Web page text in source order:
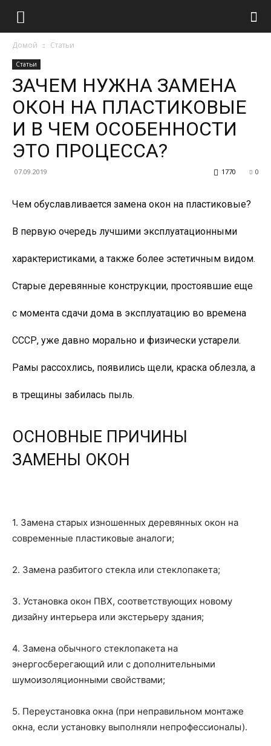
Домой Статьи
Статьи
ЗАЧЕМ НУЖНА ЗАМЕНА
ОКОН НА ПЛАСТИКОВЫЕ
И В ЧЕМ ОСОБЕННОСТИ
ЭТО ПРОЦЕССА?
07.09.2019 0
1770
Чем обуславливается замена окон на пластиковые?
В первую очередь лучшими эксплуатационными
характеристиками, а также более эстетичным видом.
Старые деревянные конструкции, простоявшие еще
с момента сдачи дома в эксплуатацию во времена
СССР, уже давно морально и физически устарели.
Рамы рассохлись, появились щели, краска облезла, а
в трещины забилась пыль.
ОСНОВНЫЕ ПРИЧИНЫ
ЗАМЕНЫ ОКОН
1. Замена старых изношенных деревянных окон на
современные пластиковые аналоги;
2. Замена разбитого стекла или стеклопакета;
3. Установка окон ПВХ, соответствующих новому
дизайну интерьера или экстерьеру здания;
4. Замена обычного стеклопакета на
энергосберегающий или с дополнительными
шумоизоляционными свойствами;
5. Переустановка окна (при неправильном монтаже
окна, если установку выполняли непрофессионалы).